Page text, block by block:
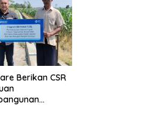
Berikan CSR